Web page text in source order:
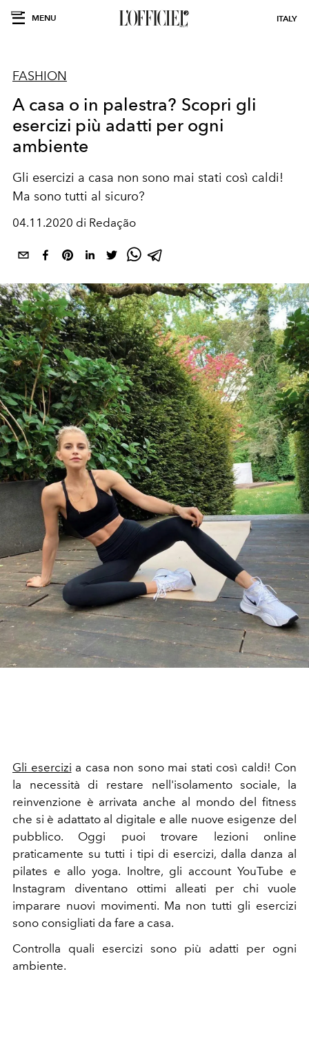
MENU ITALY
FASHION
A casa o in palestra? Scopri gli
esercizi più adatti per ogni
ambiente
Gli esercizi a casa non sono mai stati così caldi!
Ma sono tutti al sicuro?
04.11.2020 di Redação
Gli esercizi a casa non sono mai stati così caldi! Con
la necessità di restare nell'isolamento sociale, la
reinvenzione è arrivata anche al mondo del fitness
che si è adattato al digitale e alle nuove esigenze del
pubblico. Oggi puoi trovare lezioni online
praticamente su tutti i tipi di esercizi, dalla danza al
pilates e allo yoga. Inoltre, gli account YouTube e
Instagram diventano ottimi alleati per chi vuole
imparare nuovi movimenti. Ma non tutti gli esercizi
sono consigliati da fare a casa.
Controlla quali esercizi sono più adatti per ogni
ambiente.